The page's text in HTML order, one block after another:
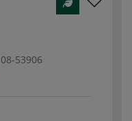
08-53906